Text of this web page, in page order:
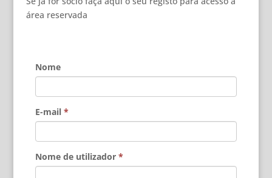
área reservada
Nome
E-mail *
Nome de utilizador *